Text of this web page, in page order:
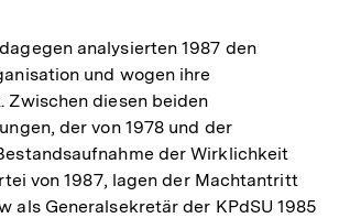
analysierten 1987 den
und wogen ihre
Zwischen diesen beiden
der von 1978 und der
der Wirklichkeit
von 1987, lagen der Machtantritt
als Generalsekretär der KPdSU 1985